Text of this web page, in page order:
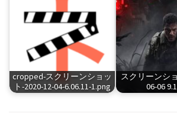
cropped-スクリーンショッ
ト-2020-12-04-6.06.11-1.png
スクリーンシ
06-06